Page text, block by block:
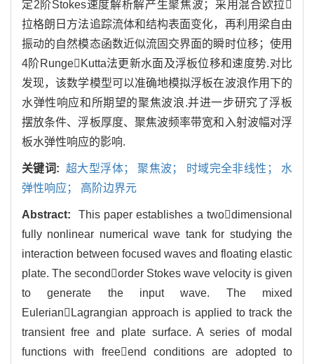
定2阶Stokes速度解析解产生聚焦波；采用混合欧拉
拉格朗日方法追踪流体和结构表面变化，再利用梁自由
振动的自然模态函数近似流固交界面的瞬时位移；使用
4阶RungeKutta法更新水面及浮板位移和速度势.对比
发现，该数学模型可以准确地模拟浮板在波浪作用下的
水弹性响应和所期望的聚焦波浪.并进一步研究了浮板
摆放条件、浮板厚度、聚焦波频率带宽和入射波幅对浮
板水弹性响应的影响.
关键词: 超大型浮体； 聚焦波； 时域完全非线性； 水
弹性响应； 高阶边界元
Abstract:
This paper establishes a twodimensional
fully nonlinear numerical wave tank for studying the
interaction between focused waves and floating elastic
plate. The secondorder Stokes wave velocity is given
to generate the input wave. The mixed
EulerianLagrangian approach is applied to track the
transient free and plate surface. A series of modal
functions with freeend conditions are adopted to